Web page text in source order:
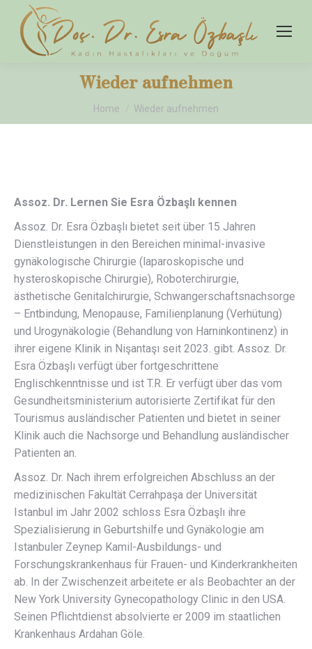
Wieder aufnehmen
You are here:
Home Wieder aufnehmen
Assoz. Dr. Lernen Sie Esra Özbaşlı kennen
Assoz. Dr. Esra Özbaşlı bietet seit über 15 Jahren
Dienstleistungen in den Bereichen minimal-invasive
gynäkologische Chirurgie (laparoskopische und
hysteroskopische Chirurgie), Roboterchirurgie,
ästhetische Genitalchirurgie, Schwangerschaftsnachsorge
– Entbindung, Menopause, Familienplanung (Verhütung)
und Urogynäkologie (Behandlung von Harninkontinenz) in
ihrer eigene Klinik in Nişantaşı seit 2023. gibt. Assoz. Dr.
Esra Özbaşlı verfügt über fortgeschrittene
Englischkenntnisse und ist T.R. Er verfügt über das vom
Gesundheitsministerium autorisierte Zertifikat für den
Tourismus ausländischer Patienten und bietet in seiner
Klinik auch die Nachsorge und Behandlung ausländischer
Patienten an.
Assoz. Dr. Nach ihrem erfolgreichen Abschluss an der
medizinischen Fakultät Cerrahpaşa der Universität
Istanbul im Jahr 2002 schloss Esra Özbaşlı ihre
Spezialisierung in Geburtshilfe und Gynäkologie am
Istanbuler Zeynep Kamil-Ausbildungs- und
Forschungskrankenhaus für Frauen- und Kinderkrankheiten
ab. In der Zwischenzeit arbeitete er als Beobachter an der
New York University Gynecopathology Clinic in den USA.
Seinen Pflichtdienst absolvierte er 2009 im staatlichen
Krankenhaus Ardahan Göle.